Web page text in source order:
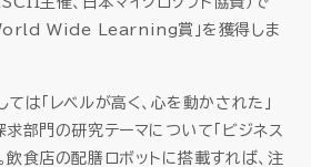
World Wide Learning賞」を獲得しま
は「レベルが高く、心を動かされた」
求部門の研究テーマについて「ビジネス
飲食店の配膳ロボットに搭載すれば、注